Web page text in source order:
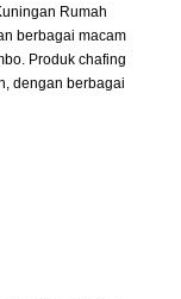
Rumah
berbagai macam
Produk chafing
dengan berbagai